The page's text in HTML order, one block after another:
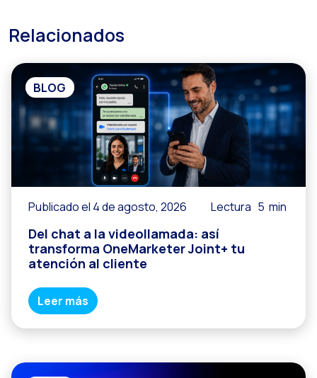
Relacionados
BLOG
Publicado el 4 de agosto, 2026 Lectura 5 min
Del chat a la videollamada: así
transforma OneMarketer Joint+ tu
atención al cliente
Leer más